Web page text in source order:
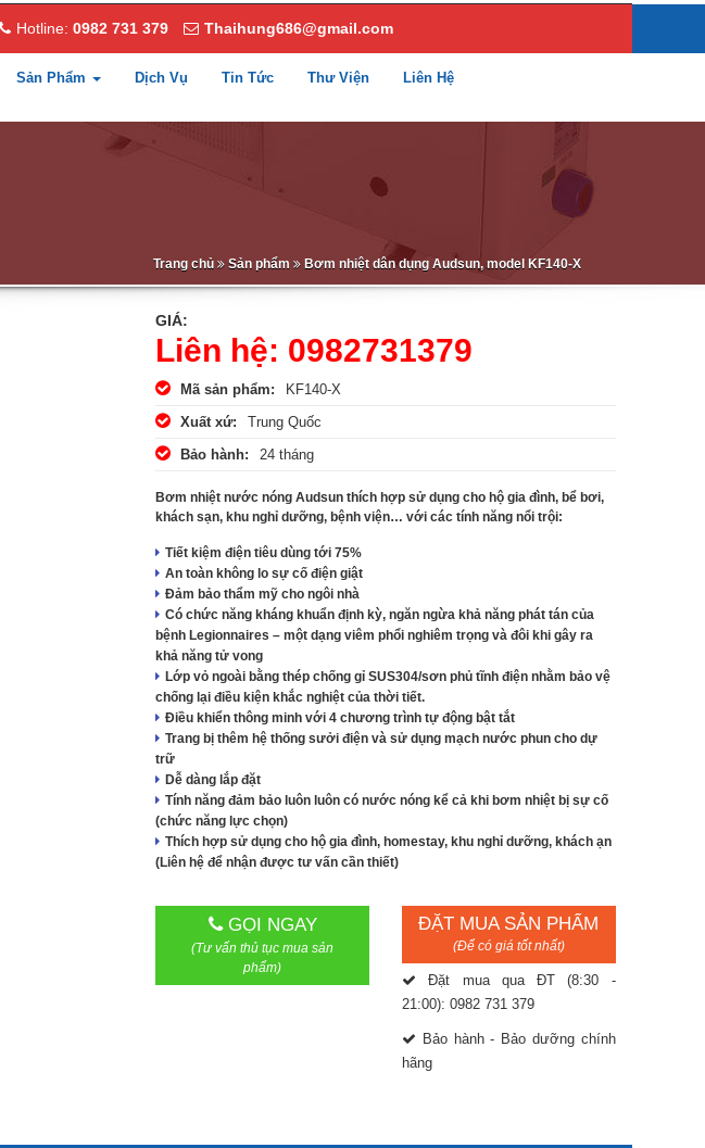
Hotline:0982 731 379 Thaihung686@gmail.com
Sản Phẩm Dịch Vụ Tin Tức Thư Viện Liên Hệ
Trang chủ Sản phẩm Bơm nhiệt dân dụng Audsun, model KF140-X
GIÁ:
Liên hệ: 0982731379
Mã sản phẩm:
KF140-X
Xuất xứ:
Trung Quốc
Bảo hành:
24 tháng
Bơm nhiệt nước nóng Audsun thích hợp sử dụng cho hộ gia đình, bể bơi,
khách sạn, khu nghỉ dưỡng, bệnh viện… với các tính năng nổi trội:
Tiết kiệm điện tiêu dùng tới 75%
An toàn không lo sự cố điện giật
Đảm bảo thẩm mỹ cho ngôi nhà
Có chức năng kháng khuẩn định kỳ, ngăn ngừa khả năng phát tán của
bệnh Legionnaires – một dạng viêm phổi nghiêm trọng và đôi khi gây ra
khả năng tử vong
Lớp vỏ ngoài bằng thép chống gỉ SUS304/sơn phủ tĩnh điện nhằm bảo vệ
chống lại điều kiện khắc nghiệt của thời tiết.
Điều khiển thông minh với 4 chương trình tự động bật tắt
Trang bị thêm hệ thống sưởi điện và sử dụng mạch nước phun cho dự
trữ
Dễ dàng lắp đặt
Tính năng đảm bảo luôn luôn có nước nóng kể cả khi bơm nhiệt bị sự cố
(chức năng lực chọn)
Thích hợp sử dụng cho hộ gia đình, homestay, khu nghỉ dưỡng, khách ạn
(Liên hệ để nhận được tư vấn cần thiết)
GỌI NGAY
(Tư vấn thủ tục mua sản
phẩm)
ĐẶT MUA SẢN PHẨM
(Để có giá tốt nhất)
Đặt mua qua ĐT (8:30 -
21:00): 0982 731 379
Bảo hành - Bảo dưỡng chính
hãng